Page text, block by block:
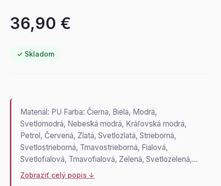
36,90 €
✓ Skladom
Materiál: PU Farba: Čierna, Biela, Modrá,
Svetlomodrá, Nebeská modrá, Kráľovská modrá,
Petrol, Červená, Zlatá, Svetlozlatá, Strieborná,
Svetlostrieborná, Tmavostrieborná, Fialová,
Svetlofialová, Tmavofialová, Zelená, Svetlozelená,…
Zobraziť celý popis ↓